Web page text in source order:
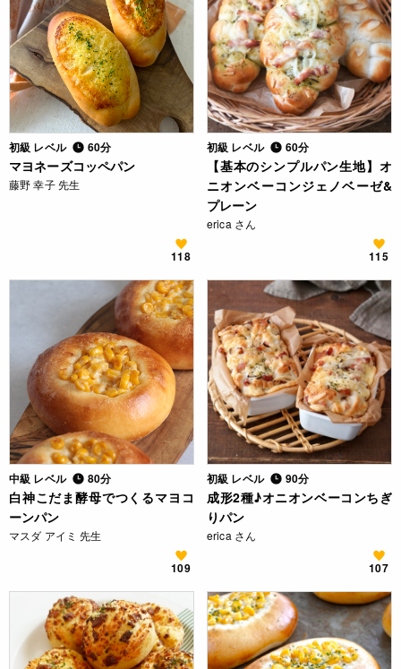
初級 レベル 60分
マヨネーズコッペパン
藤野 幸子 先生
118
初級 レベル 60分
【基本のシンプルパン生地】オ
ニオンベーコンジェノベーゼ&
プレーン
erica さん
115
中級 レベル 80分
白神こだま酵母でつくるマヨコ
ーンパン
マスダ アイミ 先生
109
初級 レベル 90分
成形2種♪オニオンベーコンちぎ
りパン
erica さん
107